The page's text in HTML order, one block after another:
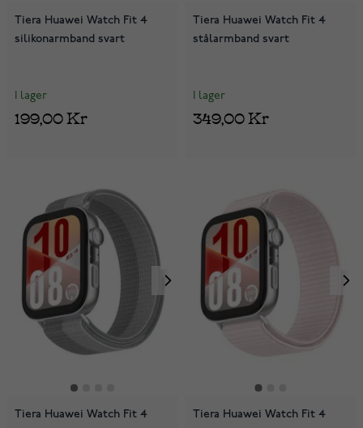
Tiera Huawei Watch Fit 4
silikonarmband svart
I lager
199,00 Kr
Tiera Huawei Watch Fit 4
stålarmband svart
I lager
349,00 Kr
Tiera Huawei Watch Fit 4
Tiera Huawei Watch Fit 4